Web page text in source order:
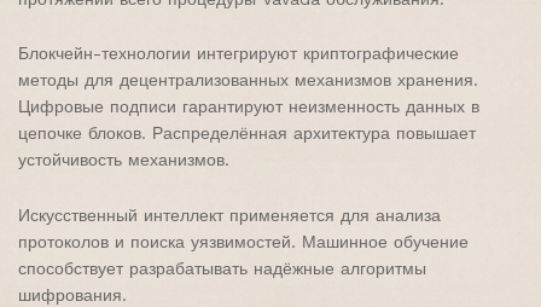
Блокчейн-технологии интегрируют криптографические
методы для децентрализованных механизмов хранения.
Цифровые подписи гарантируют неизменность данных в
цепочке блоков. Распределённая архитектура повышает
устойчивость механизмов.
Искусственный интеллект применяется для анализа
протоколов и поиска уязвимостей. Машинное обучение
способствует разрабатывать надёжные алгоритмы
шифрования.